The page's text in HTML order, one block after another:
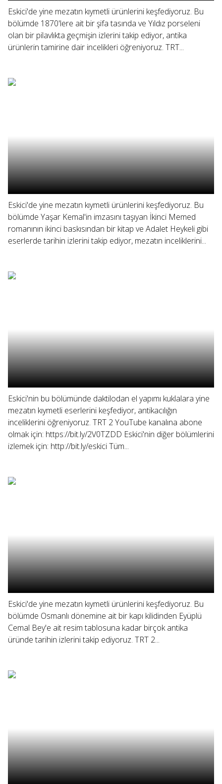
Eskici'de yine mezatın kıymetli ürünlerini keşfediyoruz. Bu
bölümde 1870'lere ait bir şifa tasında ve Yıldız porseleni
olan bir pilavlıkta geçmişin izlerini takip ediyor, antika
ürünlerin tamirine dair incelikleri öğreniyoruz. TRT...
Eskici'de yine mezatın kıymetli ürünlerini keşfediyoruz. Bu
bölümde Yaşar Kemal'in imzasını taşıyan İkinci Memed
romanının ikinci baskısından bir kitap ve Adalet Heykeli gibi
eserlerde tarihin izlerini takip ediyor, mezatın inceliklerini...
Eskici'nin bu bölümünde daktilodan el yapımı kuklalara yine
mezatın kıymetli eserlerini keşfediyor, antikacılığın
inceliklerini öğreniyoruz. TRT 2 YouTube kanalına abone
olmak için: https://bit.ly/2V0TZDD Eskici'nin diğer bölümlerini
izlemek için: http://bit.ly/eskici Tüm...
Eskici'de yine mezatın kıymetli ürünlerini keşfediyoruz. Bu
bölümde Osmanlı dönemine ait bir kapı kilidinden Eyüplü
Cemal Bey'e ait resim tablosuna kadar birçok antika
üründe tarihin izlerini takip ediyoruz. TRT 2...